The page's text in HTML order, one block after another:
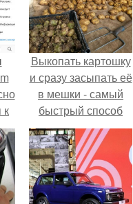
к
Выкопать картошку
и сразу засыпать её
в мешки - самый
быстрый способ
спрятать вместе с
урожаем гниль,
порезы и больные
клубни.